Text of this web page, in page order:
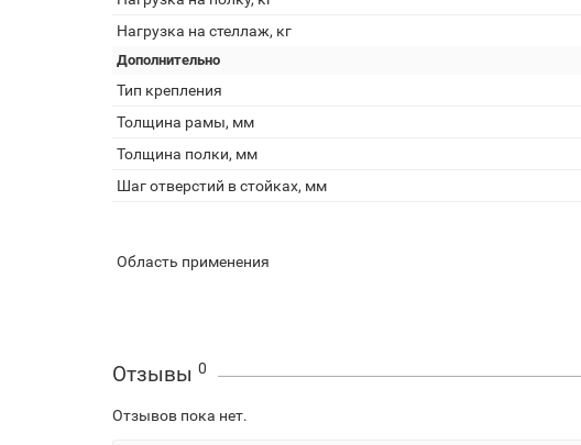
Нагрузка на стеллаж, кг
Дополнительно
Тип крепления
Толщина рамы, мм
Толщина полки, мм
Шаг отверстий в стойках, мм
Область применения
Отзывы 0
Отзывов пока нет.